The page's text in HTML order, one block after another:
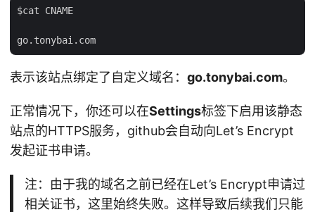
$cat CNAME
表示该站点绑定了自定义域名： go.tonybai.com。
正常情况下，你还可以在Settings标签下启用该静态
站点的HTTPS服务，github会自动向Let’s Encrypt
发起证书申请。
注：由于我的域名之前已经在Let’s Encrypt申请过
相关证书，这里始终失败。这样导致后续我们只能